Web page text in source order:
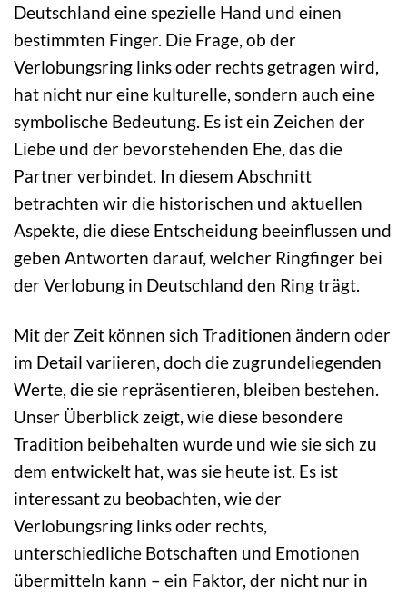
Deutschland eine spezielle Hand und einen
bestimmten Finger. Die Frage, ob der
Verlobungsring links oder rechts getragen wird,
hat nicht nur eine kulturelle, sondern auch eine
symbolische Bedeutung. Es ist ein Zeichen der
Liebe und der bevorstehenden Ehe, das die
Partner verbindet. In diesem Abschnitt
betrachten wir die historischen und aktuellen
Aspekte, die diese Entscheidung beeinflussen und
geben Antworten darauf, welcher Ringfinger bei
der Verlobung in Deutschland den Ring trägt.
Mit der Zeit können sich Traditionen ändern oder
im Detail variieren, doch die zugrundeliegenden
Werte, die sie repräsentieren, bleiben bestehen.
Unser Überblick zeigt, wie diese besondere
Tradition beibehalten wurde und wie sie sich zu
dem entwickelt hat, was sie heute ist. Es ist
interessant zu beobachten, wie der
Verlobungsring links oder rechts,
unterschiedliche Botschaften und Emotionen
übermitteln kann – ein Faktor, der nicht nur in